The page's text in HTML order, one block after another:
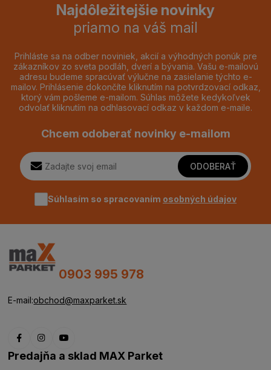
Najdôležitejšie novinky
priamo na váš mail
Prihláste sa na odber noviniek, akcií a výhodných ponúk pre
zákazníkov zo sveta podláh, dverí a bývania. Vašu e-mailovú
adresu budeme spracúvať výlučne na zasielanie týchto e-
mailov. Prihlásenie dokončíte kliknutím na potvrdzovací odkaz,
ktorý vám pošleme e-mailom. Súhlas môžete kedykoľvek
odvolať kliknutím na odhlasovací odkaz v každom e-maile.
Chcem odoberať novinky e-mailom
ODOBERAŤ
Súhlasím so spracovaním osobných údajov
0903 995 978
E-mail:obchod@maxparket.sk
Predajňa a sklad MAX Parket